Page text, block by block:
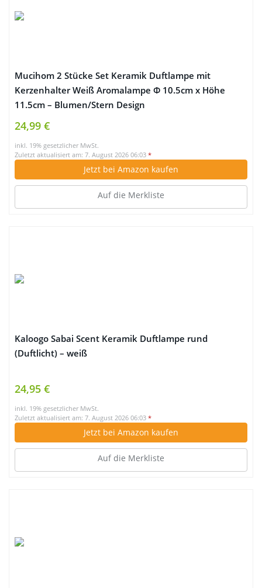
Mucihom 2 Stücke Set Keramik Duftlampe mit
Kerzenhalter Weiß Aromalampe Φ 10.5cm x Höhe
11.5cm – Blumen/Stern Design
24,99 €
inkl. 19% gesetzlicher MwSt.
Zuletzt aktualisiert am: 7. August 2026 06:03 *
Jetzt bei Amazon kaufen
Auf die Merkliste
Kaloogo Sabai Scent Keramik Duftlampe rund
(Duftlicht) – weiß
24,95 €
inkl. 19% gesetzlicher MwSt.
Zuletzt aktualisiert am: 7. August 2026 06:03 *
Jetzt bei Amazon kaufen
Auf die Merkliste